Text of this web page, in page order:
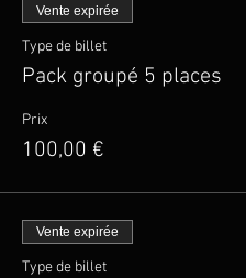
Vente expirée
Type de billet
Pack groupé 5 places
Prix
100,00 €
Vente expirée
Type de billet